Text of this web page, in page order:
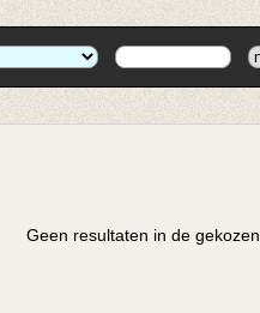
Geen resultaten in de